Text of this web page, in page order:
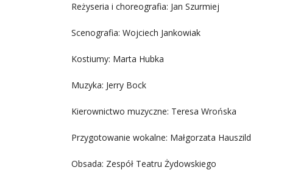
Reżyseria i choreografia: Jan Szurmiej
Scenografia: Wojciech Jankowiak
Kostiumy: Marta Hubka
Muzyka: Jerry Bock
Kierownictwo muzyczne: Teresa Wrońska
Przygotowanie wokalne: Małgorzata Hauszild
Obsada: Zespół Teatru Żydowskiego